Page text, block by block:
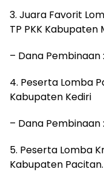
3. Juara Favorit
TP PKK Kabupaten
– Dana Pembinaan
4. Peserta Lomba
Kabupaten Kediri
– Dana Pembinaan
5. Peserta Lomba
Kabupaten Pacitan.